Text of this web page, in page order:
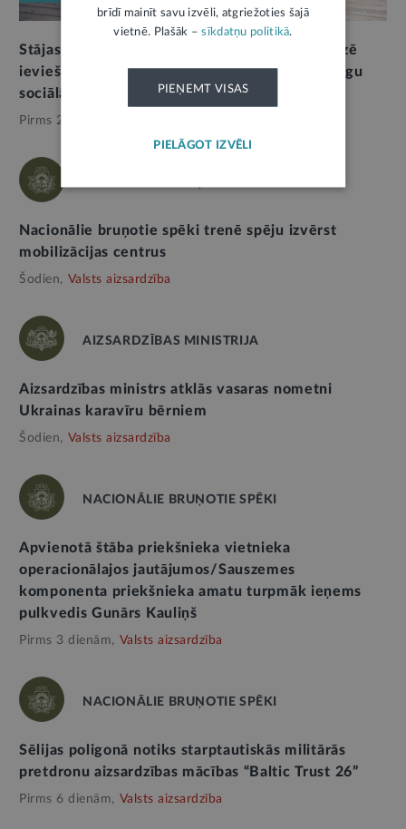
Stājas spēkā likuma grozījumi, kas Zemessardzē
ievieš atbalstītāju sistēmu un uzlabo zemessargu
sociālās garantijas
Pirms 2 mēnešiem,
Nacionālie bruņotie spēki trenē spēju izvērst
mobilizācijas centrus
Šodien, Valsts aizsardzība
AIZSARDZĪBAS MINISTRIJA
Aizsardzības ministrs atklās vasaras nometni
Ukrainas karavīru bērniem
Šodien, Valsts aizsardzība
NACIONĀLIE BRUŅOTIE SPĒKI
Apvienotā štāba priekšnieka vietnieka
operacionālajos jautājumos/Sauszemes
komponenta priekšnieka amatu turpmāk ieņems
pulkvedis Gunārs Kauliņš
Pirms 3 dienām, Valsts aizsardzība
NACIONĀLIE BRUŅOTIE SPĒKI
Sēlijas poligonā notiks starptautiskās militārās
pretdronu aizsardzības mācības “Baltic Trust 26”
Pirms 6 dienām, Valsts aizsardzība
brīdī mainīt savu izvēli, atgriežoties šajā
vietnē. Plašāk –sīkdatņu politikā.
PIEŅEMT VISAS
PIELĀGOT IZVĒLI